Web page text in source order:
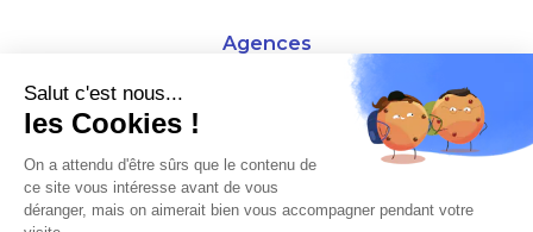
Agences
4 Rue de la Bourse - 69001 Lyon
10 rue d'Austerlitz - 75012 Paris
À L'HORIZON 2025
Salut c'est nous...
les Cookies !
On a attendu d'être sûrs que le contenu de
ce site vous intéresse avant de vous
déranger, mais on aimerait bien vous accompagner pendant votre